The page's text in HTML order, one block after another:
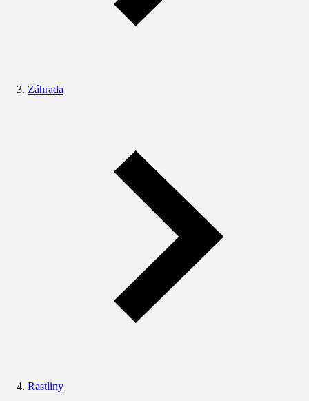
Záhrada
Rastliny